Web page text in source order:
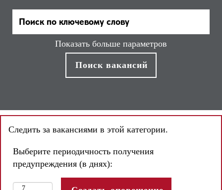
Показать больше параметров
Следить за вакансиями в этой категории.
Выберите периодичность получения
предупреждения (в днях):